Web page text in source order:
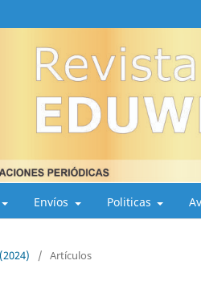
Envíos Politicas
/ Artículos